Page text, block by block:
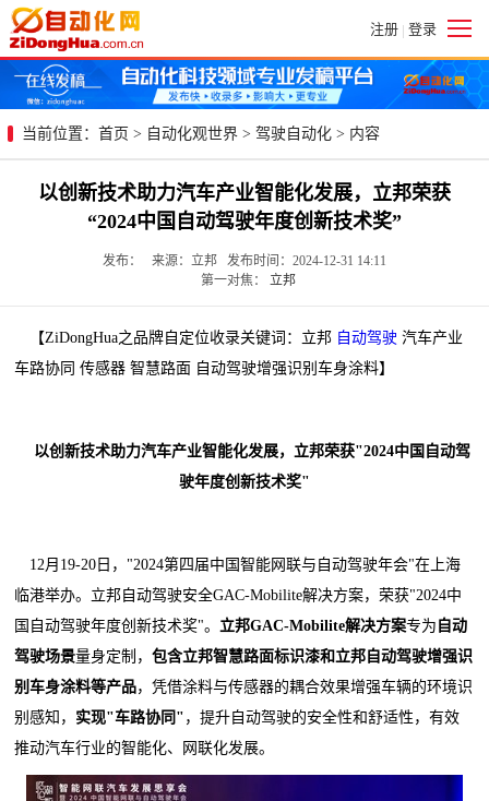
注册 | 登录
当前位置： 首页 > 自动化观世界 > 驾驶自动化 > 内容
以创新技术助力汽车产业智能化发展，立邦荣获
“2024中国自动驾驶年度创新技术奖”
发布： 来源：立邦 发布时间：2024-12-31 14:11
第一对焦：
立邦
【ZiDongHua之品牌自定位收录关键词：立邦 自动驾驶 汽车产业
车路协同 传感器 智慧路面 自动驾驶增强识别车身涂料】
以创新技术助力汽车产业智能化发展，立邦荣获"2024中国自动驾
驶年度创新技术奖"
12月19-20日，"2024第四届中国智能网联与自动驾驶年会"在上海
临港举办。立邦自动驾驶安全GAC-Mobilite解决方案，荣获"2024中
国自动驾驶年度创新技术奖"。 立邦GAC-Mobilite解决方案专为 自动
驾驶场景量身定制，包含立邦智慧路面标识漆和立邦自动驾驶增强识
别车身涂料等产品，凭借涂料与传感器的耦合效果增强车辆的环境识
别感知， 实现"车路协同" ，提升自动驾驶的安全性和舒适性，有效
推动汽车行业的智能化、网联化发展。